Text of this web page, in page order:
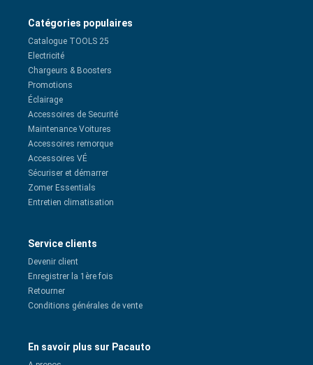
Catégories populaires
Catalogue TOOLS 25
Electricité
Chargeurs & Boosters
Promotions
Éclairage
Accessoires de Securité
Maintenance Voitures
Accessoires remorque
Accessoires VÉ
Sécuriser et démarrer
Zomer Essentials
Entretien climatisation
Service clients
Devenir client
Enregistrer la 1ère fois
Retourner
Conditions générales de vente
En savoir plus sur Pacauto